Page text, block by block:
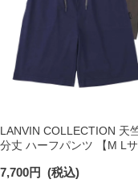
LANVIN COLLECTION 天
分丈 ハーフパンツ 【M L
54466012
7,700円 (税込)